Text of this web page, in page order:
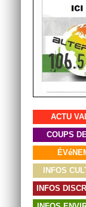
ACTU
COUPS
INFOS
INFOS